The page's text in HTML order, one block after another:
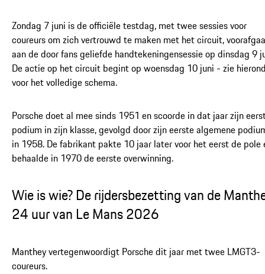
Zondag 7 juni is de officiële testdag, met twee sessies voor
coureurs om zich vertrouwd te maken met het circuit,
aan de door fans geliefde handtekeningensessie op dinsdag 9
De actie op het circuit begint op woensdag 10 juni - zie
voor het volledige schema.
Porsche doet al mee sinds 1951 en scoorde in dat jaar zijn
podium in zijn klasse, gevolgd door zijn eerste algemene
in 1958. De fabrikant pakte 10 jaar later voor het eerst de pole
behaalde in 1970 de eerste overwinning.
Wie is wie? De rijdersbezetting van de
24 uur van Le Mans 2026
Manthey vertegenwoordigt Porsche dit jaar met twee LMGT3-
coureurs.